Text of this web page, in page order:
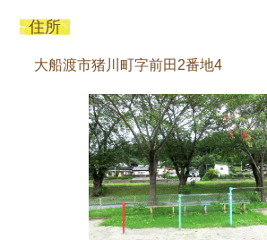
住所
大船渡市猪川町字前田2番地4